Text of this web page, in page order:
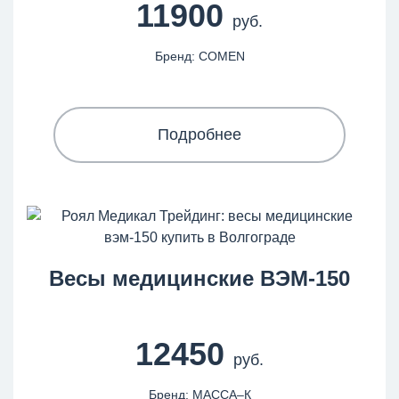
11900 руб.
Бренд: COMEN
Подробнее
Весы медицинские ВЭМ-150
12450 руб.
Бренд: МАССА–К